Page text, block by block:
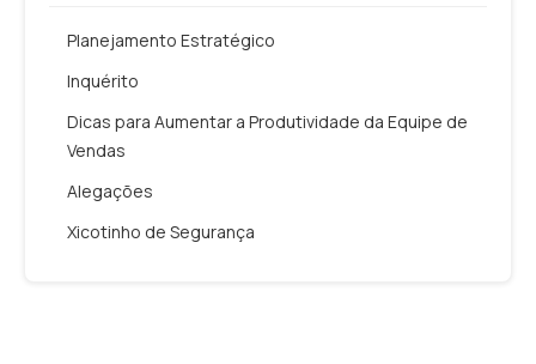
Planejamento Estratégico
Inquérito
Dicas para Aumentar a Produtividade da Equipe de
Vendas
Alegações
Xicotinho de Segurança